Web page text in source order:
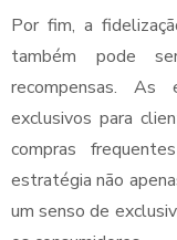
Por fim, a
também pode
recompensas. As
exclusivos para
compras
estratégia não
um senso de